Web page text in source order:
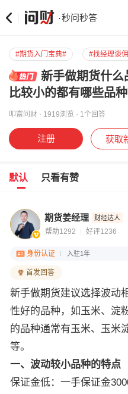
·秒问秒答
#期货入门宝典# #找经理谈
新手做期货什么
比较小的都有哪些品种
叩富问财 · 1919浏览 · 1个回答
注册 获取
默认 只看有赞
期货姜经理 财经达人
帮助1292 好评1236
身份认证 入驻1年
首发回答
新手做期货建议选择波动
性好的品种，如玉米、淀
的品种通常有玉米、玉米
等。
一、波动较小品种的特点
保证金低：一手保证金